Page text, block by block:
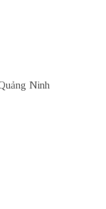
Ninh